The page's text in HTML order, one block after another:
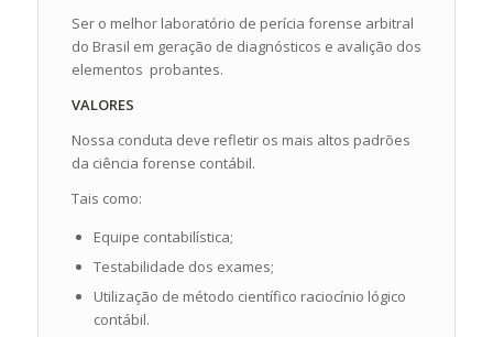
Ser o melhor laboratório de perícia forense arbitral
do Brasil em geração de diagnósticos e avalição dos
elementos probantes.
VALORES
Nossa conduta deve refletir os mais altos padrões
da ciência forense contábil.
Tais como:
Equipe contabilística;
Testabilidade dos exames;
Utilização de método científico raciocínio lógico
contábil.